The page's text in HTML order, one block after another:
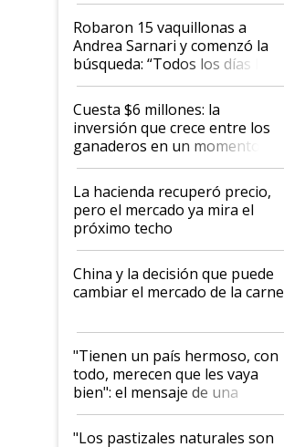
Robaron 15 vaquillonas a
Andrea Sarnari y comenzó la
búsqueda: “Todos los días le
toca a algún productor”
Cuesta $6 millones: la
inversión que crece entre los
ganaderos en un momento
histórico para la actividad
La hacienda recuperó precio,
pero el mercado ya mira el
próximo techo
China y la decisión que puede
cambiar el mercado de la carne
"Tienen un país hermoso, con
todo, merecen que les vaya
bien": el mensaje de una
ganadera uruguaya sobre las
oportunidades que se abren
"Los pastizales naturales son